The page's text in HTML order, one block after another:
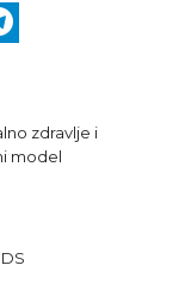
zdravlje i
model